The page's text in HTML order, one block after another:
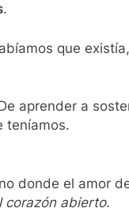
.
que
aprender a
teníamos.
donde el amor
corazón abierto.